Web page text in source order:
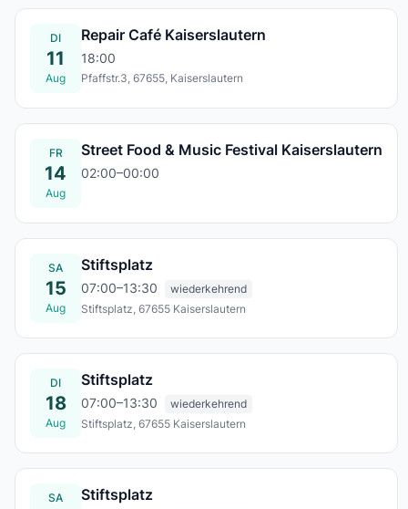
DI
11
Aug
Repair Café Kaiserslautern
18:00
Pfaffstr.3, 67655, Kaiserslautern
FR
14
Aug
Street Food & Music Festival Kaiserslautern
02:00–00:00
SA
15
Aug
Stiftsplatz
07:00–13:30
wiederkehrend
Stiftsplatz, 67655 Kaiserslautern
DI
18
Aug
Stiftsplatz
07:00–13:30
wiederkehrend
Stiftsplatz, 67655 Kaiserslautern
SA Stiftsplatz